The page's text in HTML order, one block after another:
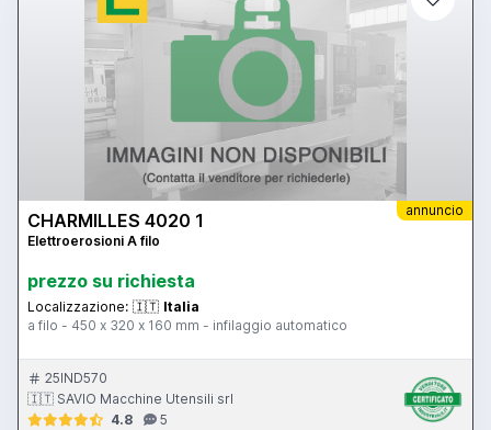
annuncio
CHARMILLES 4020 1
Elettroerosioni A filo
prezzo su richiesta
Localizzazione: 🇮🇹 Italia
a filo - 450 x 320 x 160 mm - infilaggio automatico
25IND570
🇮🇹 SAVIO Macchine Utensili srl
4.8
5